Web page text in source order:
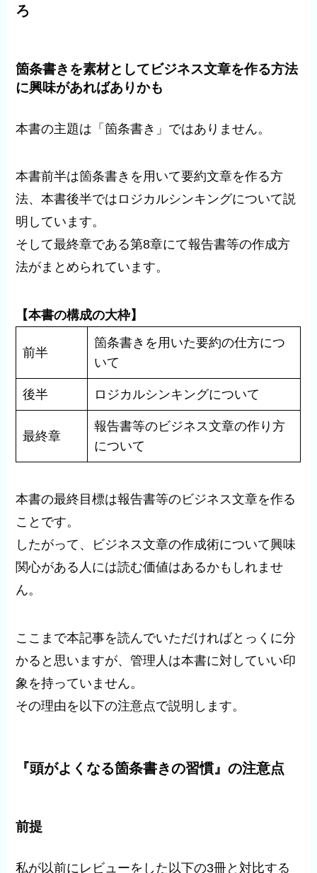
ろ
箇条書きを素材としてビジネス文章を作る方法
に興味があればありかも
本書の主題は「箇条書き」ではありません。
本書前半は箇条書きを用いて要約文章を作る方
法、本書後半ではロジカルシンキングについて説
明しています。
そして最終章である第8章にて報告書等の作成方
法がまとめられています。
【本書の構成の大枠】
前半
箇条書きを用いた要約の仕方につ
いて
後半 ロジカルシンキングについて
最終章
報告書等のビジネス文章の作り方
について
本書の最終目標は報告書等のビジネス文章を作る
ことです。
したがって、ビジネス文章の作成術について興味
関心がある人には読む価値はあるかもしれませ
ん。
ここまで本記事を読んでいただければとっくに分
かると思いますが、管理人は本書に対していい印
象を持っていません。
その理由を以下の注意点で説明します。
『頭がよくなる箇条書きの習慣』の注意点
前提
私が以前にレビューをした以下の3冊と対比する